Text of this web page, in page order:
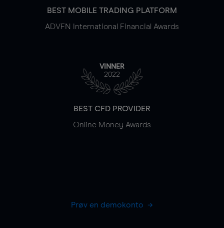
BEST MOBILE TRADING PLATFORM
ADVFN International Financial Awards
VINNER
2022
BEST CFD PROVIDER
Online Money Awards
Prøv en demokonto